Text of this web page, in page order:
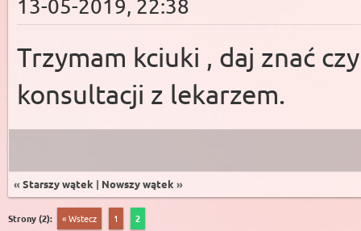
13-05-2019, 22:38
Trzymam kciuki , daj znać
konsultacji z lekarzem.
« Starszy wątek | Nowszy wątek »
Strony (2): « Wstecz 1 2